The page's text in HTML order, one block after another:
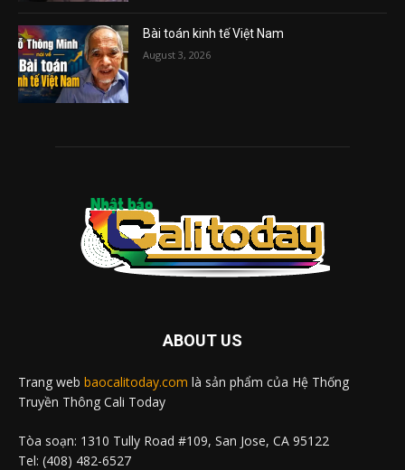
Bài toán kinh tế Việt Nam
August 3, 2026
ABOUT US
Trang web baocalitoday.com là sản phẩm của Hệ Thống
Truyền Thông Cali Today
Tòa soạn: 1310 Tully Road #109, San Jose, CA 95122
Tel: (408) 482-6527